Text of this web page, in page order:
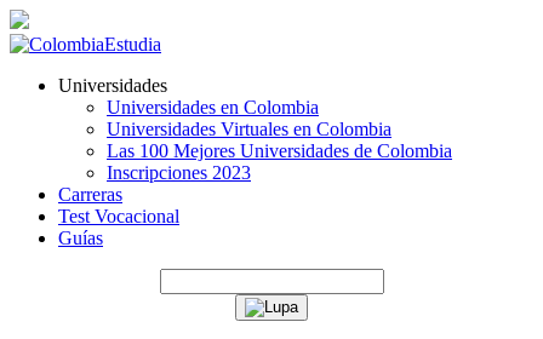
Universidades
Universidades en Colombia
Universidades Virtuales en Colombia
Las 100 Mejores Universidades de Colombia
Inscripciones 2023
Carreras
Test Vocacional
Guías